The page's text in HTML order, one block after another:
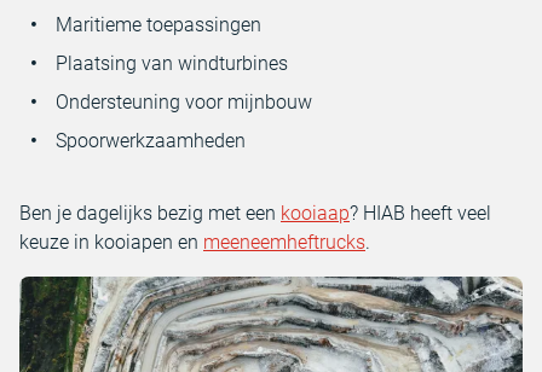
Maritieme toepassingen
Plaatsing van windturbines
Ondersteuning voor mijnbouw
Spoorwerkzaamheden
Ben je dagelijks bezig met een kooiaap? HIAB heeft veel
keuze in kooiapen en meeneemheftrucks.